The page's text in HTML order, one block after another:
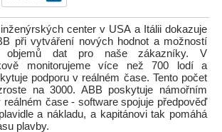
center v USA a Itálii dokazuje
při vytváření nových hodnot a možností
objemů dat pro naše zákazníky. V
monitorujeme více než 700 lodí a
podporu v reálném čase. Tento počet
na 3000. ABB poskytuje námořním
reálném čase - software spojuje předpověď
a nákladu, a kapitánovi tak pomáhá
plavby.